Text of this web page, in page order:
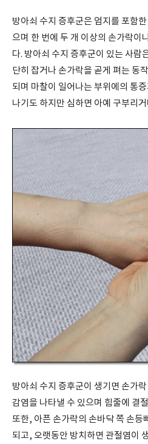
방아쇠 수지 증후군은 엄지를 포함
으며 한 번에 두 개 이상의 손가락이
다. 방아쇠 수지 증후군이 있는 사람
단히 잡거나 손가락을 곧게 펴는 동
되며 마찰이 일어나는 부위에의 통
나기도 하지만 심하면 아예 구부리
방아쇠 수지 증후군이 생기면 손가
감염을 나타낼 수 있으며 힘줄에 결
또한, 아픈 손가락의 손바닥 쪽 손등
되고, 오랫동안 방치하면 관절염이